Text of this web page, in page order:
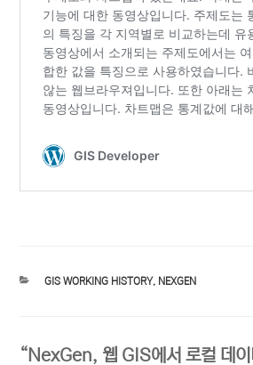
카
GIS WORKING HISTORY, NEXGEN
“NexGen, 웹 GIS에서 로컬 데이